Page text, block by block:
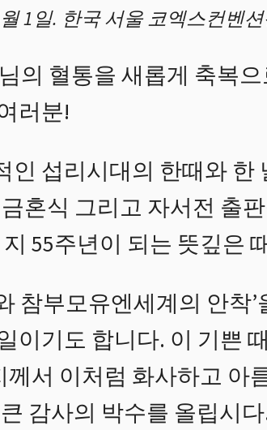
1일. 한국 서울 코엑스컨벤
의 혈통을 새롭게 축복
러분!
섭리시대의 한때와 한
혼식 그리고 자서전 출
55주년이 되는 뜻깊은
참부모유엔세계의 안착
이기도 합니다. 이 기쁜
서 이처럼 화사하고 아
감사의 박수를 올립시